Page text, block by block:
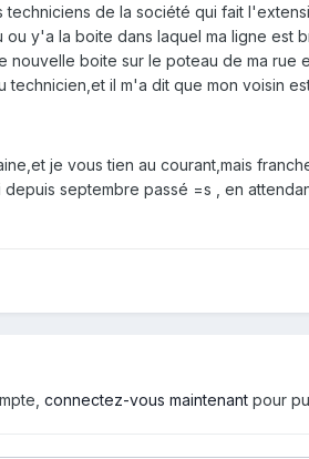
de la société qui fait
y'a la boite dans laquel ma ligne
boite sur le poteau de ma
il m'a dit que mon voisin
je vous tien au courant,mais
septembre passé =s , en
connectez-vous maintenant pour